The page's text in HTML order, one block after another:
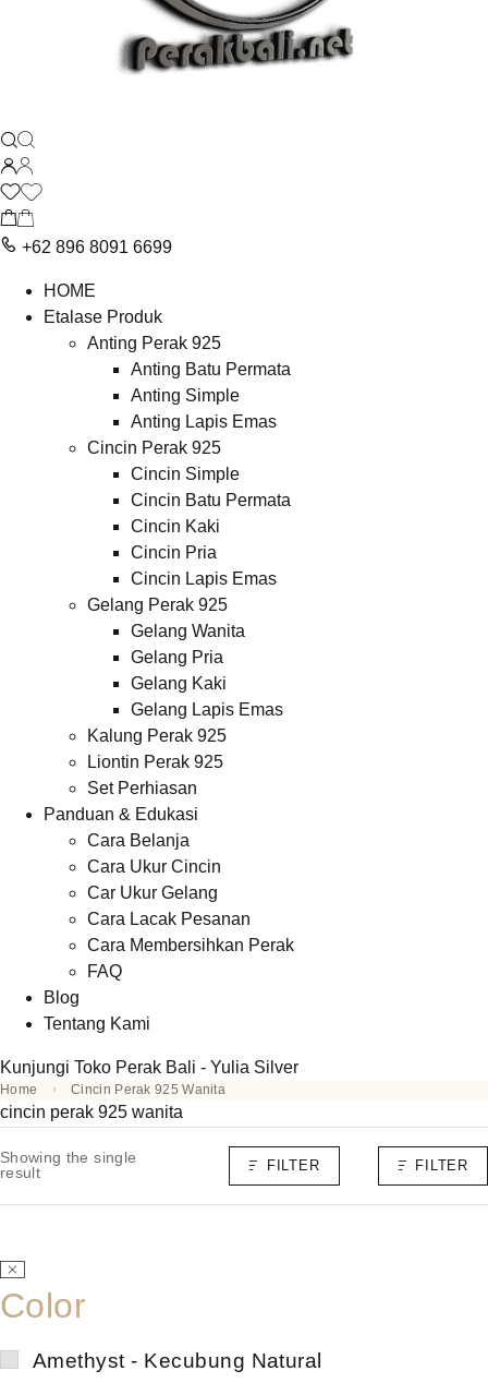
+62 896 8091 6699
HOME
Etalase Produk
Anting Perak 925
Anting Batu Permata
Anting Simple
Anting Lapis Emas
Cincin Perak 925
Cincin Simple
Cincin Batu Permata
Cincin Kaki
Cincin Pria
Cincin Lapis Emas
Gelang Perak 925
Gelang Wanita
Gelang Pria
Gelang Kaki
Gelang Lapis Emas
Kalung Perak 925
Liontin Perak 925
Set Perhiasan
Panduan & Edukasi
Cara Belanja
Cara Ukur Cincin
Car Ukur Gelang
Cara Lacak Pesanan
Cara Membersihkan Perak
FAQ
Blog
Tentang Kami
Kunjungi Toko Perak Bali - Yulia Silver
Home Cincin Perak 925 Wanita
cincin perak 925 wanita
Showing the single
result
FILTER FILTER
Color
Amethyst - Kecubung Natural